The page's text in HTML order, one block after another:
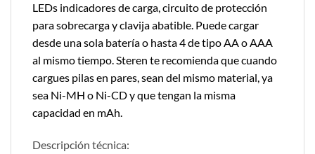
LEDs indicadores de carga, circuito de protección
para sobrecarga y clavija abatible. Puede cargar
desde una sola batería o hasta 4 de tipo AA o AAA
al mismo tiempo. Steren te recomienda que cuando
cargues pilas en pares, sean del mismo material, ya
sea Ni-MH o Ni-CD y que tengan la misma
capacidad en mAh.
Descripción técnica: